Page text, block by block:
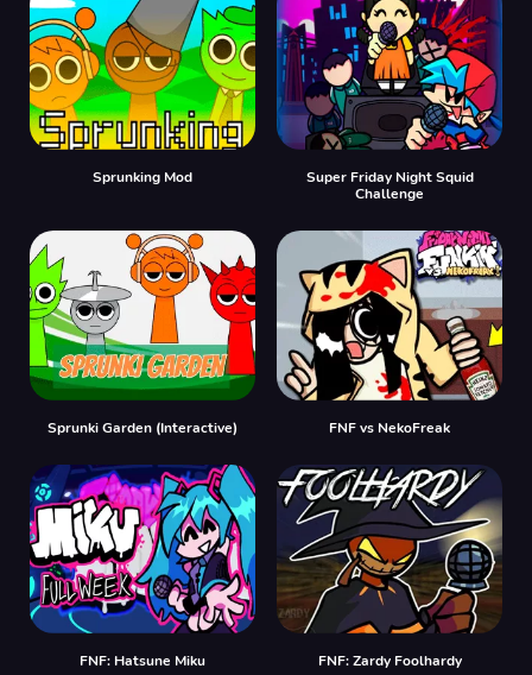
Sprunking Mod
Super Friday Night Squid
Challenge
Sprunki Garden (Interactive) FNF vs NekoFreak
FNF: Hatsune Miku FNF: Zardy Foolhardy